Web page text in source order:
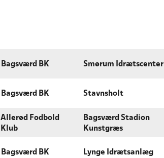
Bagsværd BK Smørum Idrætscenter
Bagsværd BK Stavnsholt
Allerød Fodbold
Klub
Bagsværd Stadion
Kunstgræs
Bagsværd BK Lynge Idrætsanlæg